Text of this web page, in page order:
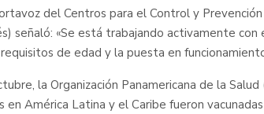
del Centros para el Control y
señaló: «Se está trabajando activamente
de edad y la puesta en
la Organización Panamericana de la
en América Latina y el Caribe fueron